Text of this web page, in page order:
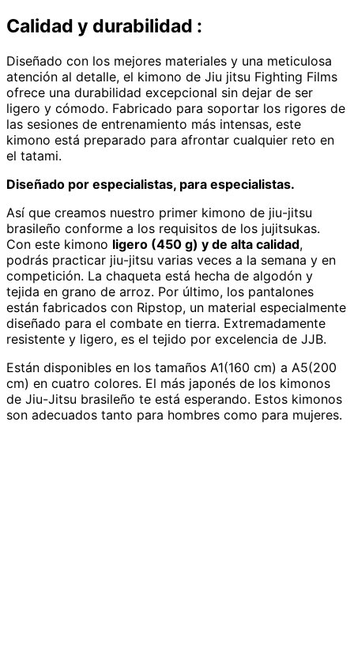
Calidad y durabilidad :
Diseñado con los mejores materiales y una meticulosa
atención al detalle, el kimono de Jiu jitsu Fighting Films
ofrece una durabilidad excepcional sin dejar de ser
ligero y cómodo. Fabricado para soportar los rigores de
las sesiones de entrenamiento más intensas, este
kimono está preparado para afrontar cualquier reto en
el tatami.
Diseñado por especialistas, para especialistas.
Así que creamos nuestro primer kimono de jiu-jitsu
brasileño conforme a los requisitos de los jujitsukas.
Con este kimono ligero (450 g) y de alta calidad,
podrás practicar jiu-jitsu varias veces a la semana y en
competición. La chaqueta está hecha de algodón y
tejida en grano de arroz. Por último, los pantalones
están fabricados con Ripstop, un material especialmente
diseñado para el combate en tierra. Extremadamente
resistente y ligero, es el tejido por excelencia de JJB.
Están disponibles en los tamaños A1(160 cm) a A5(200
cm) en cuatro colores. El más japonés de los kimonos
de Jiu-Jitsu brasileño te está esperando. Estos kimonos
son adecuados tanto para hombres como para mujeres.